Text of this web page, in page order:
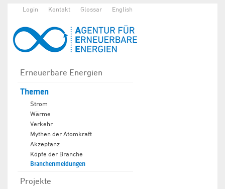
Login Kontakt Glossar English
Erneuerbare Energien
Themen
Strom
Wärme
Verkehr
Mythen der Atomkraft
Akzeptanz
Köpfe der Branche
Branchenmeldungen
Projekte